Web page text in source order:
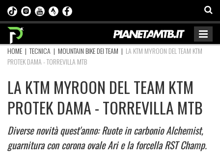
HOME |TECNICA | MOUNTAIN BIKE DEI TEAM | LA KTM MYROON DEL TEAM KTM
PROTEK DAMA - TORREVILLA MTB
LA KTM MYROON DEL TEAM KTM
PROTEK DAMA - TORREVILLA MTB
Diverse novità quest'anno: Ruote in carbonio Alchemist,
guarnitura con corona ovale Ari e la forcella RST Champ.